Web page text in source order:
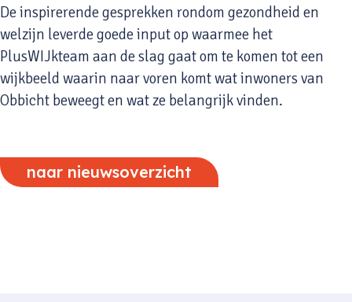
De inspirerende gesprekken rondom gezondheid en
welzijn leverde goede input op waarmee het
PlusWIJkteam aan de slag gaat om te komen tot een
wijkbeeld waarin naar voren komt wat inwoners van
Obbicht beweegt en wat ze belangrijk vinden.
naar nieuwsoverzicht